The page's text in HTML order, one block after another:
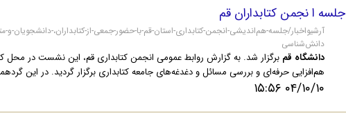
جلسه ا نجمن کتابداران قم
دانش‌شناسی
دانشگاه قم برگزار شد. به گزارش روابط عمومی انجمن کتابداری قم، این نشست در محل
هم‌افزایی حرفه‌ای و بررسی مسائل و دغدغه‌های جامعه کتابداری برگزار گردید. در این
۰۴/۱۰/۱۰ ۱۵:۵۶